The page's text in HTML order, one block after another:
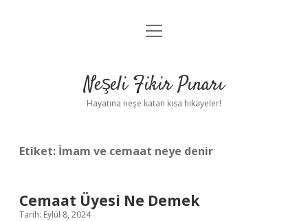
Anasayfa
Yasal Uyarı
menüyü
Neşeli Fikir Pınarı
Hayatına neşe katan kısa hikayeler!
Etiket: İmam ve cemaat neye denir
Cemaat Üyesi Ne Demek
Tarih: Eylül 8, 2024